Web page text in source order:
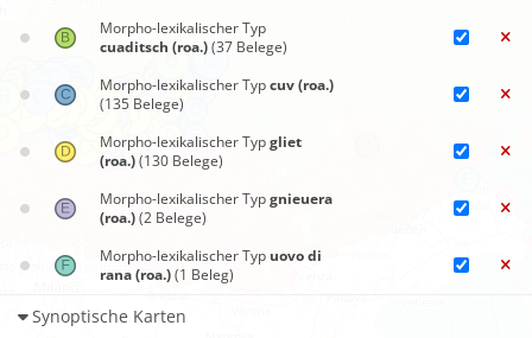
Morpho-lexikalischer Typ
cuaditsch (roa.)(37 Belege)
Morpho-lexikalischer Typcuv (roa.)
(135 Belege)
Morpho-lexikalischer Typgliet
(roa.)(130 Belege)
Morpho-lexikalischer Typgnieuera
(roa.)(2 Belege)
Morpho-lexikalischer Typ uovo di
rana (roa.)(1 Beleg)
Synoptische Karten